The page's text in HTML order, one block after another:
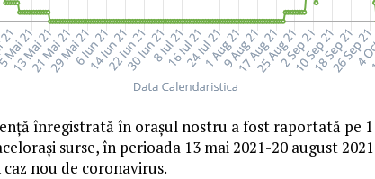
înregistrată în orașul nostru a fost raportată pe
surse, în perioada 13 mai 2021-20 august
nou de coronavirus.